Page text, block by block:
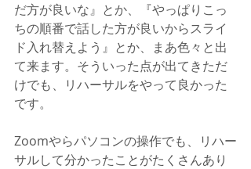
だ方が良いな』とか、『やっぱりこっ
ちの順番で話した方が良いからスライ
ド入れ替えよう』とか、まあ色々と出
て来ます。そういった点が出てきただ
けでも、リハーサルをやって良かった
です。
Zoomやらパソコンの操作でも、リハー
サルして分かったことがたくさんあり